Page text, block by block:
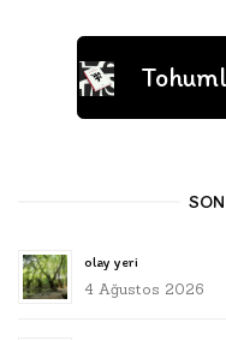
olay yeri
4 Ağustos 2026